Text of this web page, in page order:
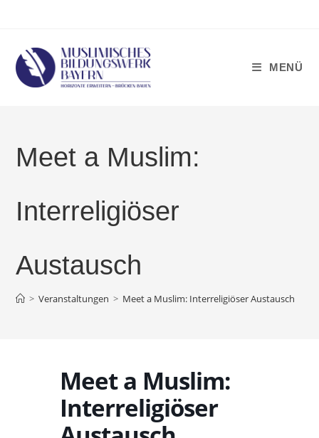
MENÜ
Meet a Muslim:
Interreligiöser
Austausch
> Veranstaltungen > Meet a Muslim: Interreligiöser Austausch
Meet a Muslim:
Interreligiöser